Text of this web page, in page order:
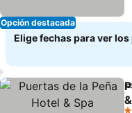
Opción destacada
Elige fechas para ver